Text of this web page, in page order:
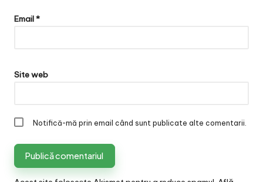
Email*
Site web
Notifică-mă prin email când sunt publicate alte comentarii.